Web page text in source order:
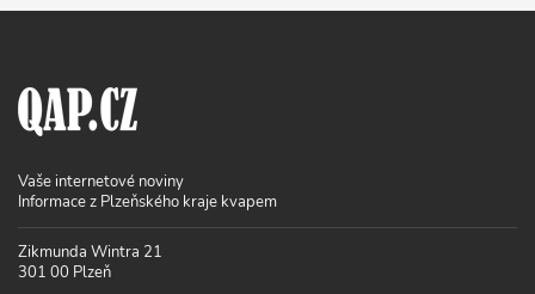
Vaše internetové noviny
Informace z Plzeňského kraje kvapem
Zikmunda Wintra 21
301 00 Plzeň